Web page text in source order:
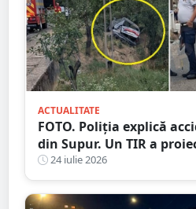
ACTUALITATE
FOTO. Poliția explică
din Supur. Un TIR a
șanț24 iulie 2026